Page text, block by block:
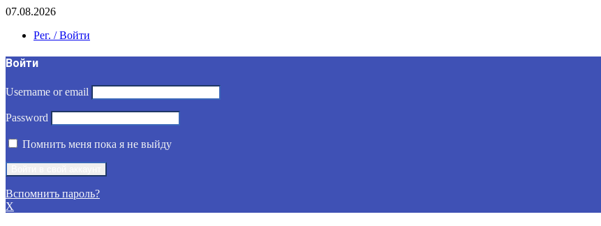
07.08.2026
Рег. / Войти
Войти
Username or email
Password
Помнить меня пока я не выйду
Вспомнить пароль?
X